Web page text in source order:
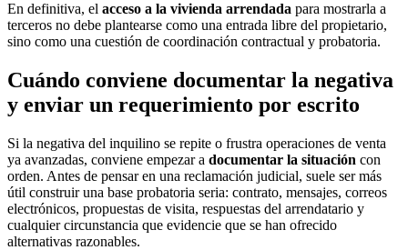
En definitiva, el acceso a la vivienda arrendada para mostrarla a
terceros no debe plantearse como una entrada libre del propietario,
sino como una cuestión de coordinación contractual y probatoria.
Cuándo conviene documentar la negativa
y enviar un requerimiento por escrito
Si la negativa del inquilino se repite o frustra operaciones de venta
ya avanzadas, conviene empezar a documentar la situación con
orden. Antes de pensar en una reclamación judicial, suele ser más
útil construir una base probatoria seria: contrato, mensajes, correos
electrónicos, propuestas de visita, respuestas del arrendatario y
cualquier circunstancia que evidencie que se han ofrecido
alternativas razonables.